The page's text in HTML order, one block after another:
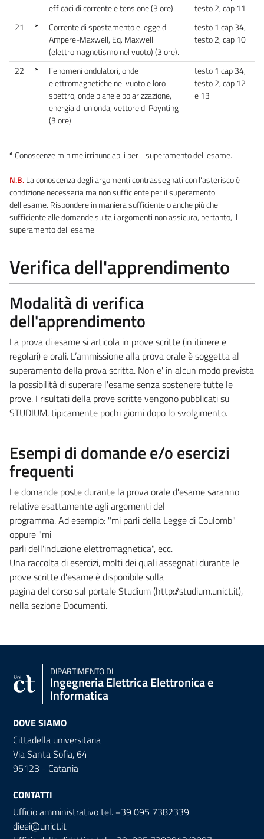
efficaci di corrente e tensione (3 ore).
testo 2, cap 11
21
*
Corrente di spostamento e legge di
Ampere-Maxwell, Eq. Maxwell
(elettromagnetismo nel vuoto) (3 ore).
testo 1 cap 34,
testo 2, cap 10
22 *
Fenomeni ondulatori, onde
elettromagnetiche nel vuoto e loro
spettro, onde piane e polarizzazione,
energia di un'onda, vettore di Poynting
(3 ore)
testo 1 cap 34,
testo 2, cap 12
e 13
*Conoscenze minime irrinunciabili per il superamento dell'esame.
N.B.La conoscenza degli argomenti contrassegnati con l'asterisco è
condizione necessaria ma non sufficiente per il superamento
dell'esame. Rispondere in maniera sufficiente o anche più che
sufficiente alle domande su tali argomenti non assicura, pertanto, il
superamento dell'esame.
Verifica dell'apprendimento
Modalità di verifica
dell'apprendimento
La prova di esame si articola in prove scritte (in itinere e
regolari) e orali. L’ammissione alla prova orale è soggetta al
superamento della prova scritta. Non e' in alcun modo prevista
la possibilità di superare l'esame senza sostenere tutte le
prove. I risultati della prove scritte vengono pubblicati su
STUDIUM, tipicamente pochi giorni dopo lo svolgimento.
Esempi di domande e/o esercizi
frequenti
Le domande poste durante la prova orale d'esame saranno
relative esattamente agli argomenti del
programma. Ad esempio: "mi parli della Legge di Coulomb"
oppure "mi
parli dell'induzione elettromagnetica", ecc.
Una raccolta di esercizi, molti dei quali assegnati durante le
prove scritte d'esame è disponibile sulla
pagina del corso sul portale Studium (http://studium.unict.it),
nella sezione Documenti.
DIPARTIMENTO DI
Ingegneria Elettrica Elettronica e
Informatica
DOVE SIAMO
Cittadella universitaria
Via Santa Sofia, 64
95123 - Catania
CONTATTI
Ufficio amministrativo tel. +39 095 7382339
dieei@unict.it